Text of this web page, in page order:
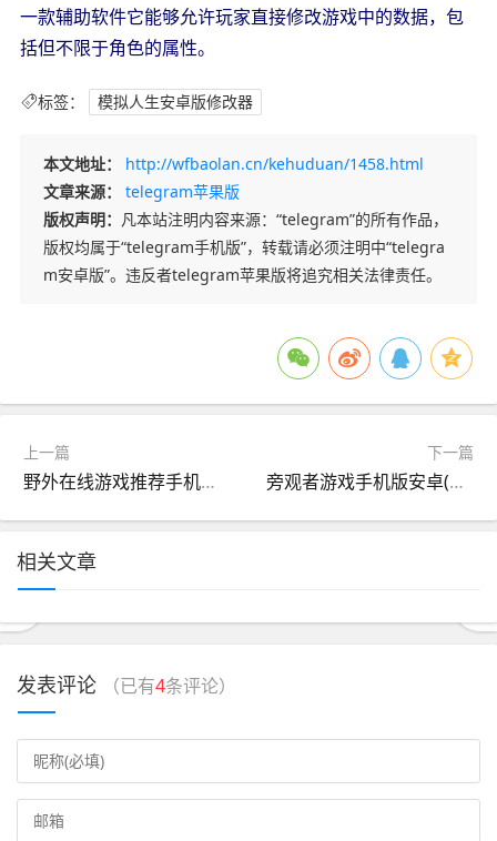
一款辅助软件它能够允许玩家直接修改游戏中的数据，包
括但不限于角色的属性。
标签： 模拟人生安卓版修改器
本文地址：
http://wfbaolan.cn/kehuduan/1458.html
文章来源：
telegram苹果版
版权声明： 凡本站注明内容来源：“telegram”的所有作品，
版权均属于“telegram手机版”，转载请必须注明中“telegra
m安卓版”。违反者telegram苹果版将追究相关法律责任。
上一篇
野外在线游戏推荐手机版的简单介绍
下一篇
旁观者游戏手机版安卓(旁观者安卓中文完整版下载)
相关文章
发表评论 （已有4条评论）